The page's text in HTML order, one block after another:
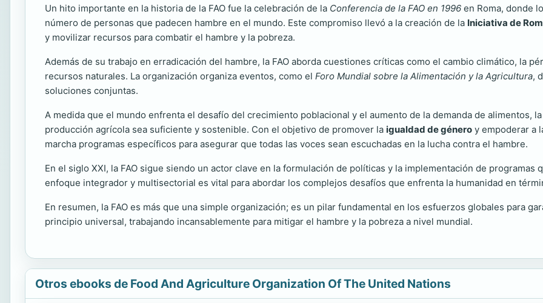
Un hito importante en la historia de la FAO fue la celebración de la Conferencia de la FAO en 1996 en Roma, donde
número de personas que padecen hambre en el mundo. Este compromiso llevó a la creación de la Iniciativa de
y movilizar recursos para combatir el hambre y la pobreza.
Además de su trabajo en erradicación del hambre, la FAO aborda cuestiones críticas como el cambio climático, la
recursos naturales. La organización organiza eventos, como el Foro Mundial sobre la Alimentación y la Agricultura,
soluciones conjuntas.
A medida que el mundo enfrenta el desafío del crecimiento poblacional y el aumento de la demanda de alimentos,
producción agrícola sea suficiente y sostenible. Con el objetivo de promover la igualdad de género y empoderar a
marcha programas específicos para asegurar que todas las voces sean escuchadas en la lucha contra el hambre.
En el siglo XXI, la FAO sigue siendo un actor clave en la formulación de políticas y la implementación de
enfoque integrador y multisectorial es vital para abordar los complejos desafíos que enfrenta la humanidad en
En resumen, la FAO es más que una simple organización; es un pilar fundamental en los esfuerzos globales para
principio universal, trabajando incansablemente para mitigar el hambre y la pobreza a nivel mundial.
Otros ebooks de Food And Agriculture Organization Of The United Nations